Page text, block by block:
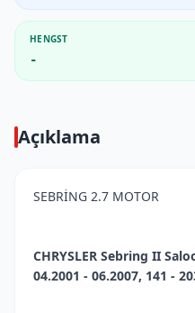
HENGST
-
Açıklama
SEBRİNG 2.7 MOTOR
CHRYSLER Sebring II
04.2001 - 06.2007, 141 -